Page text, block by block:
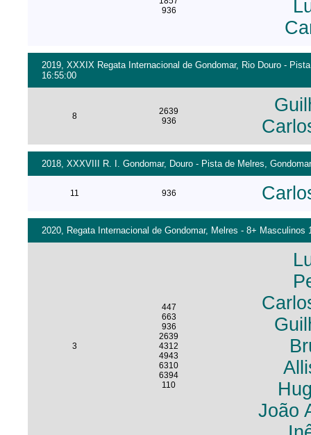
936
2019, XXXIX Regata Internacional de Gondomar, Rio Douro -
16:55:00
8
2639
936
2018, XXXVIII R. I. Gondomar, Douro - Pista de Melres,
11 936
2020, Regata Internacional de Gondomar, Melres - 8+ Masculinos
3
447
663
936
2639
4312
4943
6310
6394
110
João